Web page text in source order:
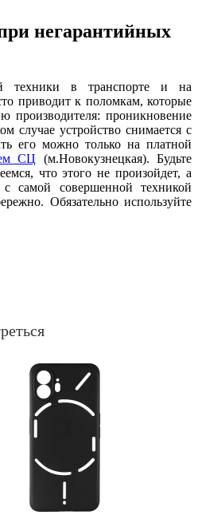
негарантийных
техники в транспорте и на
приводит к поломкам, которые
производителя: проникновение
случае устройство снимается с
его можно только на платной
СЦ (м.Новокузнецкая). Будьте
что этого не произойдет, а
самой совершенной техникой
Обязательно используйте